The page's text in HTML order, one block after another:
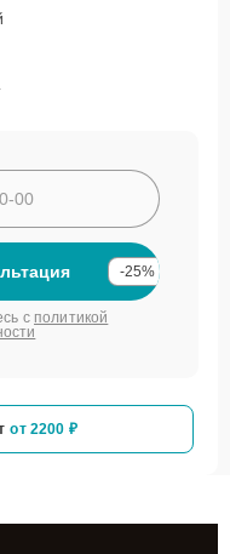
-25%
с политикой
от 2200 ₽